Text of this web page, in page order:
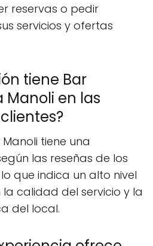
reservas o pedir
servicios y ofertas
tiene Bar
Manoli en las
tiene una
las reseñas de los
que indica un alto nivel
calidad del servicio y la
del local.